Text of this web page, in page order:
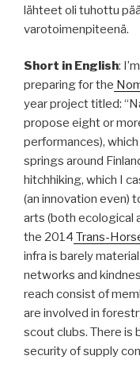
lähteet oli tuhottu
varotoimenpiteenä.
Short in English:
preparing for the
year project titled:
propose eight or
performances),
springs around
hitchhiking, which I
(an innovation even)
arts (both ecological
the 2014 Trans-
infra is barely
networks and
reach consist of
are involved in
scout clubs. There is
security of supply